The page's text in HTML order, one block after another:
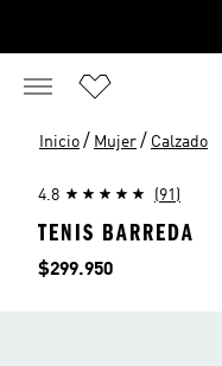
Inicio / Mujer / Calzado
4.8 (91)
TENIS BARREDA
Precio
$299.950